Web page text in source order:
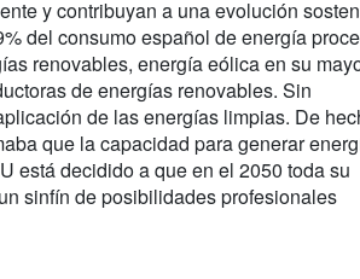
y contribuyan a una evolución
del consumo español de energía
renovables, energía eólica en su
de energías renovables. Sin
de las energías limpias. De
que la capacidad para generar
está decidido a que en el 2050 toda su
sinfín de posibilidades profesionales